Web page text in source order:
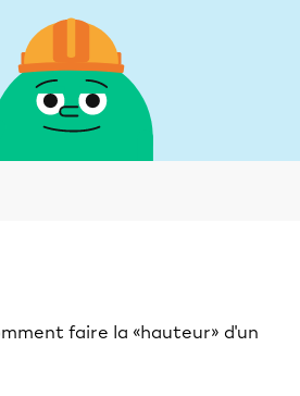
faire la «hauteur» d'un